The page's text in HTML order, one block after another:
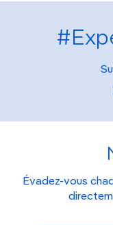
Évadez-vous